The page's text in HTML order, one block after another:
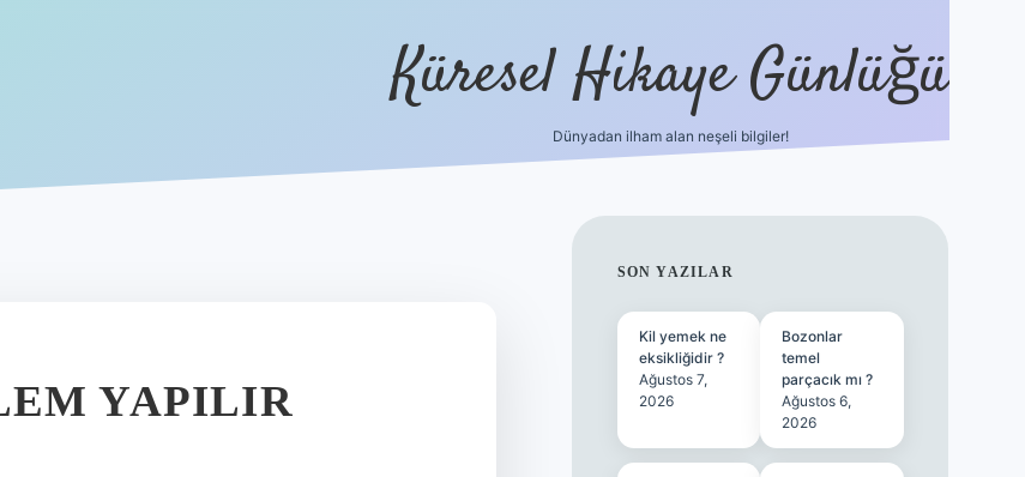
Küresel Hikaye Günlüğü
Dünyadan ilham alan neşeli bilgiler!
YAPILIR
SIDEBAR
SON YAZILAR
Kil yemek ne
eksikliğidir ?
Ağustos 7,
2026
Bozonlar
temel
parçacık mı ?
Ağustos 6,
2026
betexper